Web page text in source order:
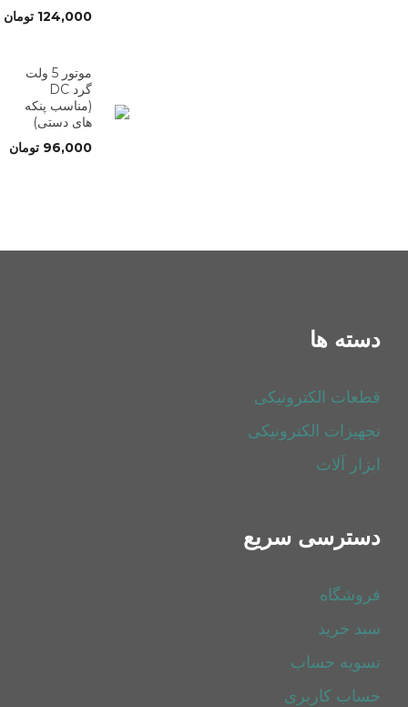
124,000 تومان
موتور 5 ولت
گرد DC
(مناسب پنکه
های دستی)
96,000 تومان
دسته ها
قطعات الکترونیکی
تجهیزات الکترونیکی
ابزار آلات
دسترسی سریع
فروشگاه
سبد خرید
تسویه حساب
حساب کاربری